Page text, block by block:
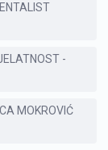
-
MOKROVIĆ